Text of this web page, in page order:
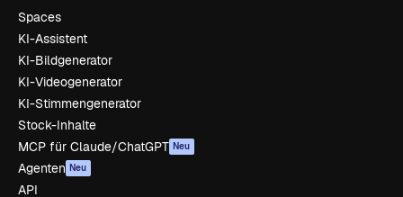
Spaces
KI-Assistent
KI-Bildgenerator
KI-Videogenerator
KI-Stimmengenerator
Stock-Inhalte
MCP für Claude/ChatGPT Neu
Agenten Neu
API